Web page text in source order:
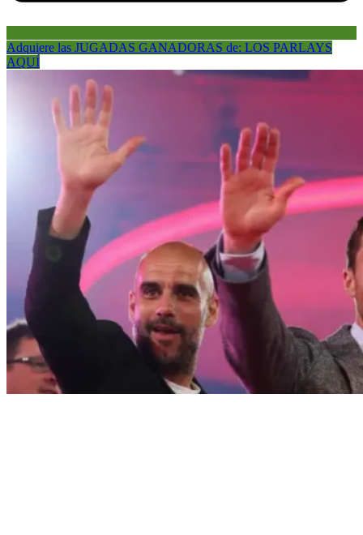
Adquiere las JUGADAS GANADORAS de: LOS PARLAYS
AQUÍ